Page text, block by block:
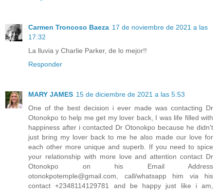
Carmen Troncoso Baeza 17 de noviembre de 2021 a las
17:32
La lluvia y Charlie Parker, de lo mejor!!
Responder
MARY JAMES 15 de diciembre de 2021 a las 5:53
One of the best decision i ever made was contacting Dr
Otonokpo to help me get my lover back, I was life filled with
happiness after i contacted Dr Otonokpo because he didn't
just bring my lover back to me he also made our love for
each other more unique and superb. If you need to spice
your relationship with more love and attention contact Dr
Otonokpo on his Email Address
otonokpotemple@gmail.com, call/whatsapp him via his
contact +2348114129781 and be happy just like i am,